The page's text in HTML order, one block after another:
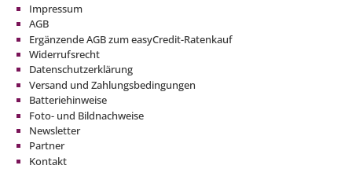
Impressum
AGB
Ergänzende AGB zum easyCredit-Ratenkauf
Widerrufsrecht
Datenschutzerklärung
Versand und Zahlungsbedingungen
Batteriehinweise
Foto- und Bildnachweise
Newsletter
Partner
Kontakt